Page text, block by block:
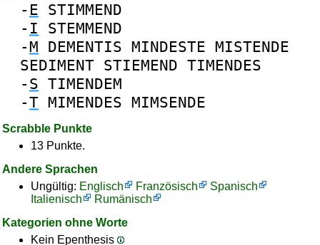
- E STIMMEND
- I
STEMMEND
-M DEMENTIS MINDESTE MISTENDE
SEDIMENT STIEMEND TIMENDES
- S TIMENDEM
-T MIMENDES MIMSENDE
Scrabble Punkte
13 Punkte.
Andere Sprachen
Ungültig: Englisch Französisch
Spanisch
Italienisch
Rumänisch
Kategorien ohne Worte
Kein Epenthesis